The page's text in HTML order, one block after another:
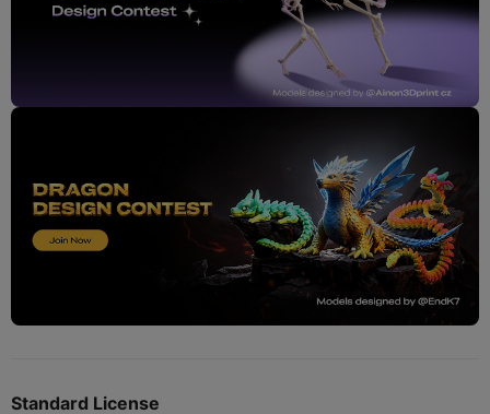
Standard License